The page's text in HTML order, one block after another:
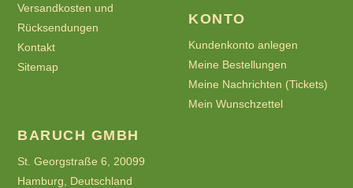
Versandkosten und
Rücksendungen
Kontakt
Sitemap
KONTO
Kundenkonto anlegen
Meine Bestellungen
Meine Nachrichten (Tickets)
Mein Wunschzettel
BARUCH GMBH
St. Georgstraße 6, 20099
Hamburg, Deutschland